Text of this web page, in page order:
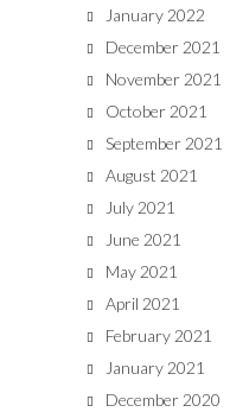
January 2022
December 2021
November 2021
October 2021
September 2021
August 2021
July 2021
June 2021
May 2021
April 2021
February 2021
January 2021
December 2020